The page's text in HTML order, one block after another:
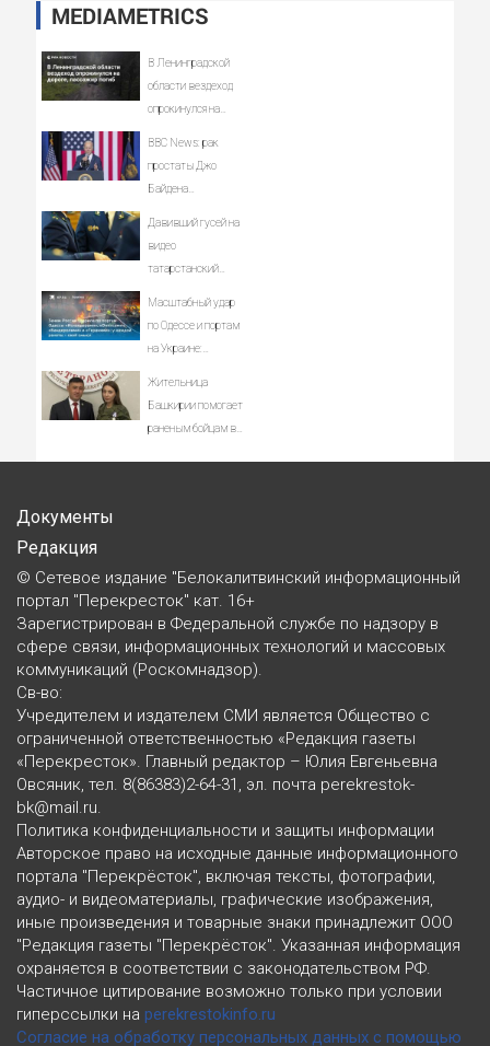
MEDIAMETRICS
В Ленинградской
области вездеход
опрокинулся на
BBC News: рак
простаты Джо
Байдена
Давивший гусей на
видео
татарстанский
Масштабный удар
по Одессе и портам
на Украине:
Жительница
Башкирии помогает
раненым бойцам в
Документы
Редакция
© Сетевое издание "Белокалитвинский информационный
портал "Перекресток" кат. 16+
Зарегистрирован в Федеральной службе по надзору в
сфере связи, информационных технологий и массовых
коммуникаций (Роскомнадзор).
Св-во:
Учредителем и издателем СМИ является Общество с
ограниченной ответственностью «Редакция газеты
«Перекресток». Главный редактор – Юлия Евгеньевна
Овсяник, тел. 8(86383)2-64-31, эл. почта perekrestok-
bk@mail.ru.
Политика конфиденциальности и защиты информации
Авторское право на исходные данные информационного
портала "Перекрёсток", включая тексты, фотографии,
аудио- и видеоматериалы, графические изображения,
иные произведения и товарные знаки принадлежит ООО
"Редакция газеты "Перекрёсток". Указанная информация
охраняется в соответствии с законодательством РФ.
Частичное цитирование возможно только при условии
гиперссылки на perekrestokinfo.ru
Согласие на обработку персональных данных с помощью